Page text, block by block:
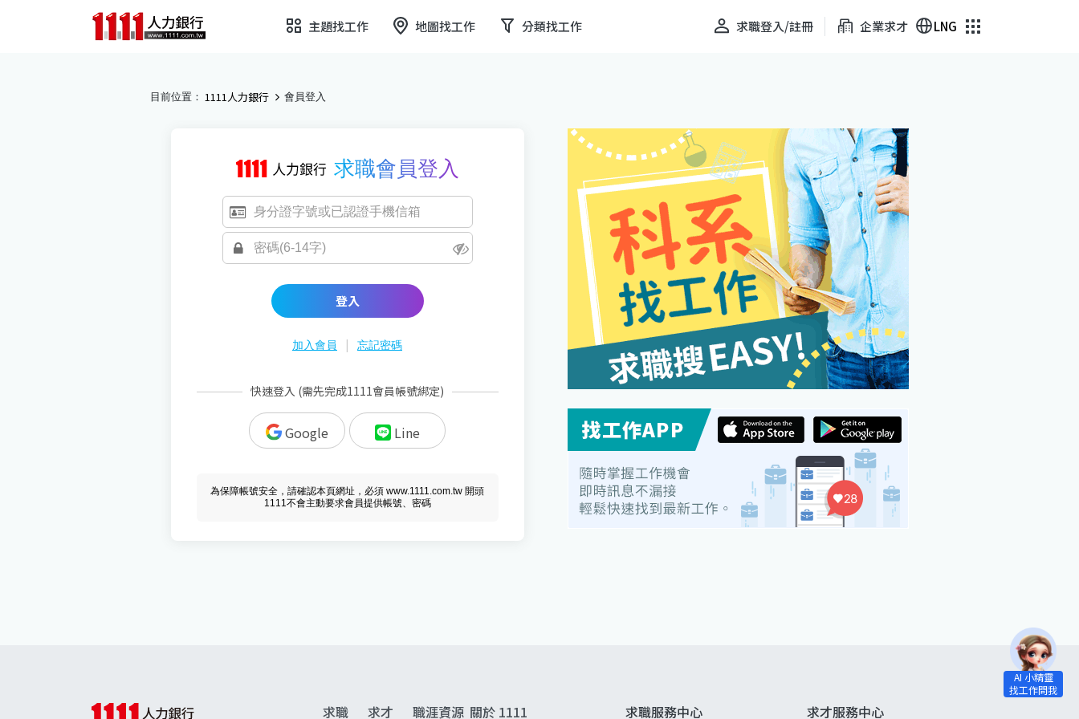
主題找工作 地圖找工作 分類找工作 求職登入/註冊 企業求才 LNG
目前位置： 1111人力銀行 會員登入
求職會員登入
登入
加入會員 | 忘記密碼
快速登入 (需先完成1111會員帳號綁定)
Google Line
為保障帳號安全，請確認本頁網址，必須 www.1111.com.tw 開頭
1111不會主動要求會員提供帳號、密碼
求職 求才 職涯資源 關於 1111 求職服務中心 求才服務中心